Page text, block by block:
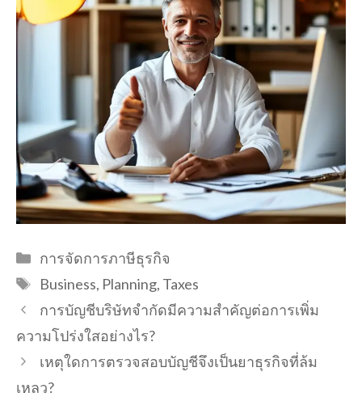
Categories
การจัดการภาษีธุรกิจ
Tags
Business, Planning, Taxes
การบัญชีบริษัทจำกัดมีความสำคัญต่อการเพิ่ม
ความโปร่งใสอย่างไร?
เหตุใดการตรวจสอบบัญชีจึงเป็นยาธุรกิจที่ล้ม
เหลว?